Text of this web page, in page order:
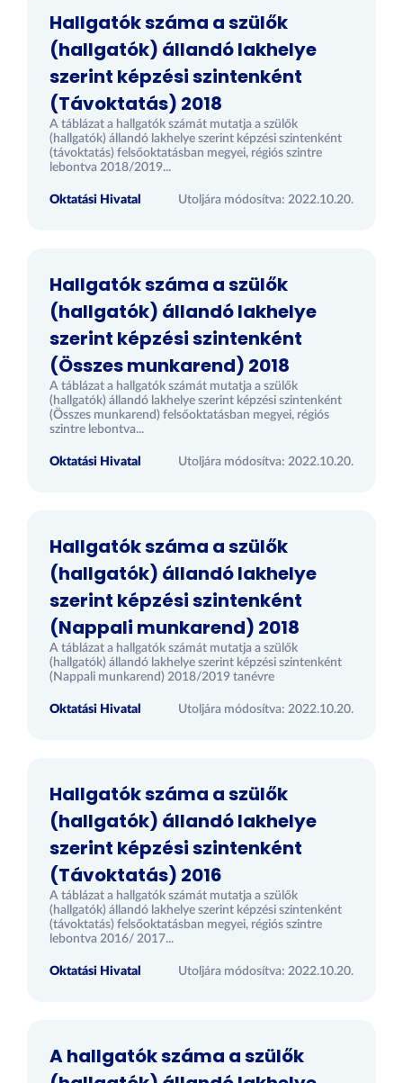
Hallgatók száma a szülők
(hallgatók) állandó lakhelye
szerint képzési szintenként
(Távoktatás) 2018
A táblázat a hallgatók számát mutatja a szülők
(hallgatók) állandó lakhelye szerint képzési szintenként
(távoktatás) felsőoktatásban megyei, régiós szintre
lebontva 2018/2019...
Oktatási Hivatal Utoljára módosítva: 2022.10.20.
Hallgatók száma a szülők
(hallgatók) állandó lakhelye
szerint képzési szintenként
(Összes munkarend) 2018
A táblázat a hallgatók számát mutatja a szülők
(hallgatók) állandó lakhelye szerint képzési szintenként
(Összes munkarend) felsőoktatásban megyei, régiós
szintre lebontva...
Oktatási Hivatal Utoljára módosítva: 2022.10.20.
Hallgatók száma a szülők
(hallgatók) állandó lakhelye
szerint képzési szintenként
(Nappali munkarend) 2018
A táblázat a hallgatók számát mutatja a szülők
(hallgatók) állandó lakhelye szerint képzési szintenként
(Nappali munkarend) 2018/2019 tanévre
Oktatási Hivatal Utoljára módosítva: 2022.10.20.
Hallgatók száma a szülők
(hallgatók) állandó lakhelye
szerint képzési szintenként
(Távoktatás) 2016
A táblázat a hallgatók számát mutatja a szülők
(hallgatók) állandó lakhelye szerint képzési szintenként
(távoktatás) felsőoktatásban megyei, régiós szintre
lebontva 2016/ 2017...
Oktatási Hivatal Utoljára módosítva: 2022.10.20.
A hallgatók száma a szülők